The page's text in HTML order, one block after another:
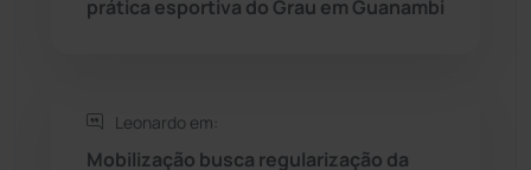
Tecnologia
prática esportiva do Grau em Guanambi
Leonardo em:
Mobilização busca regularização da